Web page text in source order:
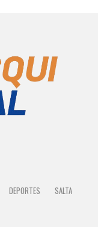
DEPORTES
SALTA